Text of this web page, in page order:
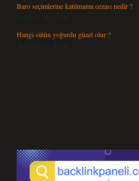
Baro seçimlerine katılmama cezası nedir ?
Temmuz 21, 2026
Hangi sütün yoğurdu güzel olur ?
Temmuz 17, 2026